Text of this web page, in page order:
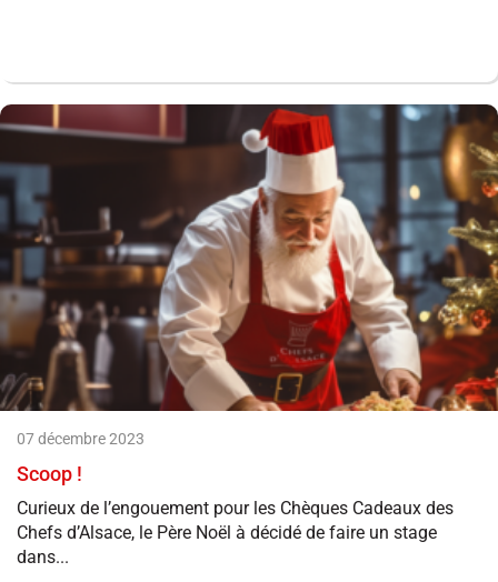
07 décembre 2023
Scoop !
Curieux de l’engouement pour les Chèques Cadeaux des
Chefs d’Alsace, le Père Noël à décidé de faire un stage
dans...